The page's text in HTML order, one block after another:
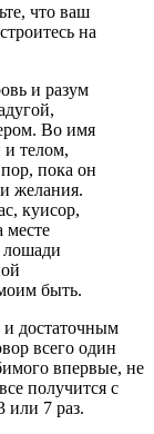
что ваш
на
и разум
Во имя
и телом,
пока он
желания.
куисор,
месте
лошади
быть.
достаточным
всего один
впервые, не
получится с
или 7 раз.